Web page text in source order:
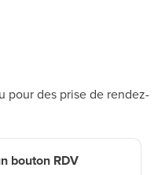
pour des prise de rendez-
bouton RDV